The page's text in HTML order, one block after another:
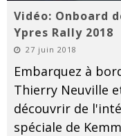
Vidéo: Onboard
Ypres Rally 2018
27 juin 2018
Embarquez à
Thierry Neuville
découvrir de
spéciale de